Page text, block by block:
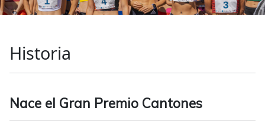
Historia
Nace el Gran Premio Cantones